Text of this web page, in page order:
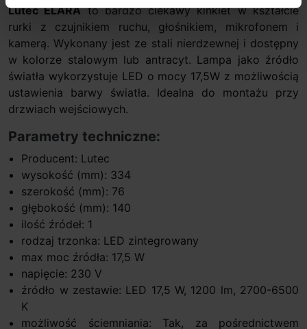
Lutec ELARAto bardzo ciekawy kinkiet w kształcie
rurki z czujnikiem ruchu, głośnikiem, mikrofonem i
kamerą. Wykonany jest ze stali nierdzewnej i dostępny
w kolorze stalowym lub antracyt. Lampa jako źródło
światła wykorzystuje LED o mocy 17,5W z możliwością
ustawienia barwy światła. Idealna do montażu przy
drzwiach wejściowych.
Parametry techniczne:
Producent: Lutec
wysokość (mm): 334
szerokość (mm): 76
głębokość (mm): 140
ilość źródeł: 1
rodzaj trzonka: LED zintegrowany
max moc źródła: 17,5 W
napięcie: 230 V
źródło w zestawie: LED 17,5 W, 1200 lm, 2700-6500
K
możliwość ściemniania: Tak, za pośrednictwem